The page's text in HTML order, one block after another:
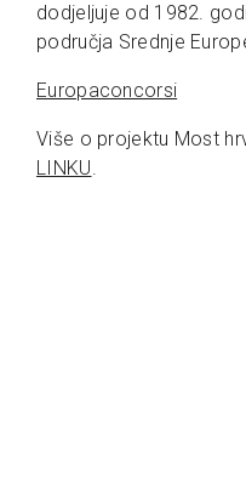
dodjeljuje od 1982.
područja Srednje
Europaconcorsi
Više o projektu Most
LINKU.